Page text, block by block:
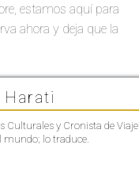
estamos aquí para
ahora y deja que la
Harati
Culturales y Cronista de
mundo; lo traduce.